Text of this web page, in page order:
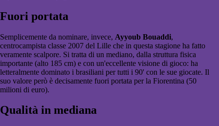
Fuori portata
Semplicemente da nominare, invece, Ayyoub Bouaddi,
centrocampista classe 2007 del Lille che in questa stagione ha fatto
veramente scalpore. Si tratta di un mediano, dalla struttura fisica
importante (alto 185 cm) e con un'eccellente visione di gioco: ha
letteralmente dominato i brasiliani per tutti i 90' con le sue giocate. Il
suo valore però è decisamente fuori portata per la Fiorentina (50
milioni di euro).
Qualità in mediana